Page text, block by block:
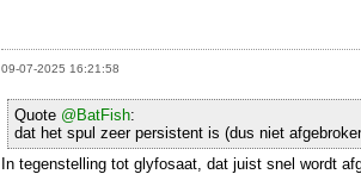
09-07-2025 16:21:58
Quote @BatFish:
dat het spul zeer persistent is (dus niet
In tegenstelling tot glyfosaat, dat juist snel wordt